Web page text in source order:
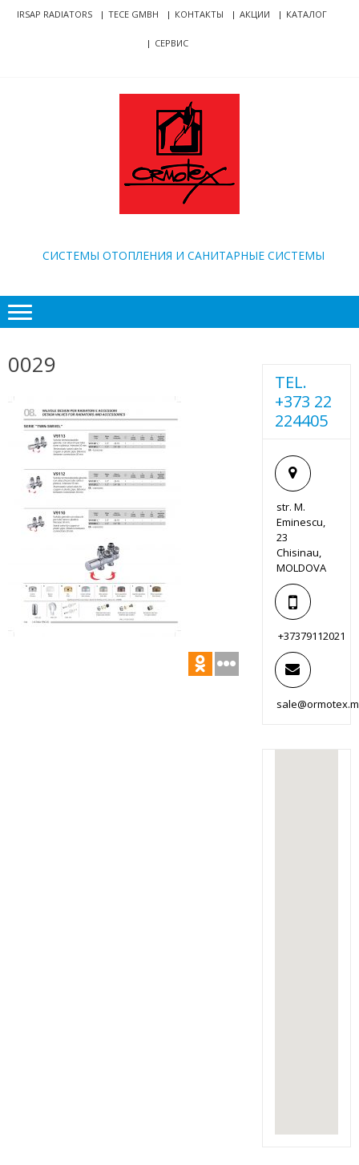
Skip
SkipIRSAP RADIATORS TECE GMBH КОНТАКТЫ АКЦИИ КАТАЛОГ
СЕРВИС
CИСТЕМЫ ОТОПЛЕНИЯ И САНИТАРНЫЕ СИСТЕМЫ
0029
TEL.
+373 22
224405
str. M.
Eminescu,
23
Chisinau,
MOLDOVA
+37379112021